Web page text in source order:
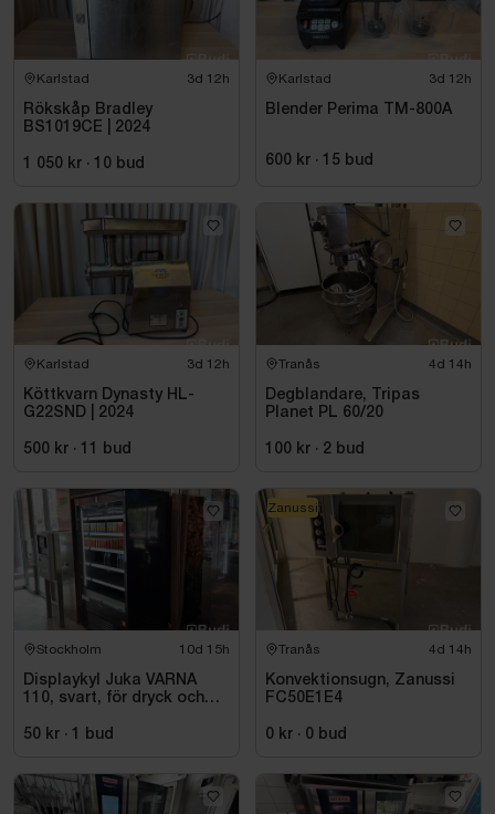
Karlstad 3d 12h
Rökskåp Bradley
BS1019CE | 2024
1 050 kr · 10 bud
Karlstad 3d 12h
Blender Perima TM-800A
600 kr · 15 bud
Karlstad 3d 12h
Köttkvarn Dynasty HL-
G22SND | 2024
500 kr · 11 bud
Tranås 4d 14h
Degblandare, Tripas
Planet PL 60/20
100 kr · 2 bud
Stockholm 10d 15h
Displaykyl Juka VARNA
110, svart, för dryck och
50 kr · 1 bud
Tranås 4d 14h
Konvektionsugn, Zanussi
FC50E1E4
0 kr · 0 bud
Zanussi